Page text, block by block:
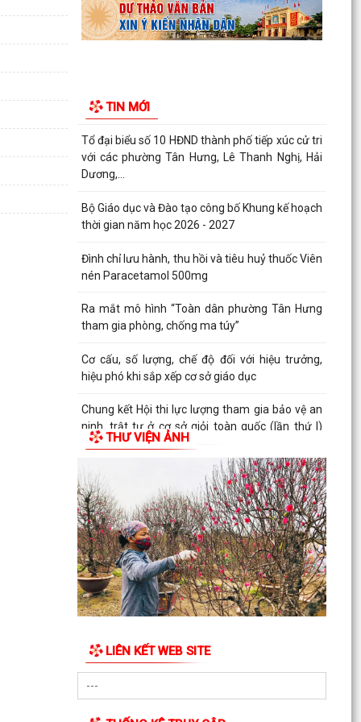
TIN MỚI
Quyết định về việc cho phép chuyển mục đích sử
dụng đất hộ gia đình bà Đỗ Thị Nhan, thường trú
tại...
doanh,...
Tổ đại biểu số 10 HĐND thành phố tiếp xúc cử tri
với các phường Tân Hưng, Lê Thanh Nghị, Hải
Dương,...
Bộ Giáo dục và Đào tạo công bố Khung kế hoạch
thời gian năm học 2026 - 2027
Đình chỉ lưu hành, thu hồi và tiêu huỷ thuốc Viên
nén Paracetamol 500mg
Ra mắt mô hình “Toàn dân phường Tân Hưng
tham gia phòng, chống ma túy”
Cơ cấu, số lượng, chế độ đối với hiệu trưởng,
hiệu phó khi sắp xếp cơ sở giáo dục
Chung kết Hội thi lực lượng tham gia bảo vệ an
ninh, trật tự ở cơ sở giỏi toàn quốc (lần thứ I)
năm...
Liên hoan văn nghệ “Thanh âm mùa hạ” hứa
hẹn nhiều tiết mục hấp dẫn
Trao 30 suất quà cho nạn nhân da cam có hoàn
cảnh khó khăn
Quyết định phê duyệt kết quả trúng đấu giá
Quyền sử dụng đất tại khu dân cư Liễu Tràng,
phường Tân...
Trung tâm Phục vụ hành chính công phường
Tân Hưng tiếp nhận hồ sơ thủ tục ngoài giờ
THƯ VIỆN ẢNH
LIÊN KẾT WEB SITE